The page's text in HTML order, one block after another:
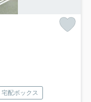
宅配ボックス